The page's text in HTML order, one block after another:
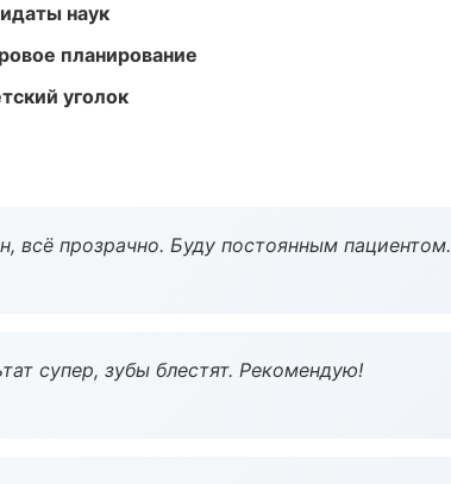
наук
планирование
уголок
всё прозрачно. Буду постоянным пациентом.
супер, зубы блестят. Рекомендую!